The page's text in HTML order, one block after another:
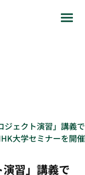
ジェクト演習」講義で
大学セミナーを開催
習」講義で